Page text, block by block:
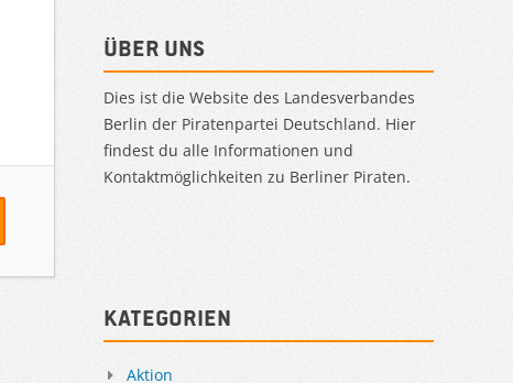
Über uns
Dies ist die Website des Landesverbandes
Berlin der Piratenpartei Deutschland. Hier
findest du alle Informationen und
Kontaktmöglichkeiten zu Berliner Piraten.
Kategorien
Aktion